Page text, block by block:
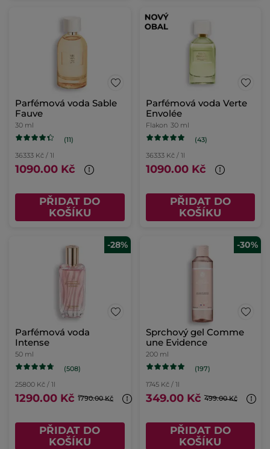
Parfémová voda Sable
Fauve
30 ml
(11)
36333 Kč / 1l
1090.00 Kč
PŘIDAT DO
KOŠÍKU
Parfémová voda Verte
Envolée
Flakon 30 ml
(43)
36333 Kč / 1l
1090.00 Kč
PŘIDAT DO
KOŠÍKU
-28%
Parfémová voda
Intense
50 ml
(508)
25800 Kč / 1l
1290.00 Kč 1790.00 Kč
PŘIDAT DO
KOŠÍKU
-30%
Sprchový gel Comme
une Evidence
200 ml
(197)
1745 Kč / 1l
349.00 Kč 499.00 Kč
PŘIDAT DO
KOŠÍKU